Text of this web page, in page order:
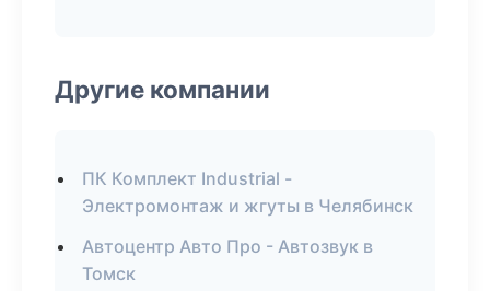
Другие компании
ПК Комплект Industrial -
Электромонтаж и жгуты в Челябинск
Автоцентр Авто Про - Автозвук в
Томск